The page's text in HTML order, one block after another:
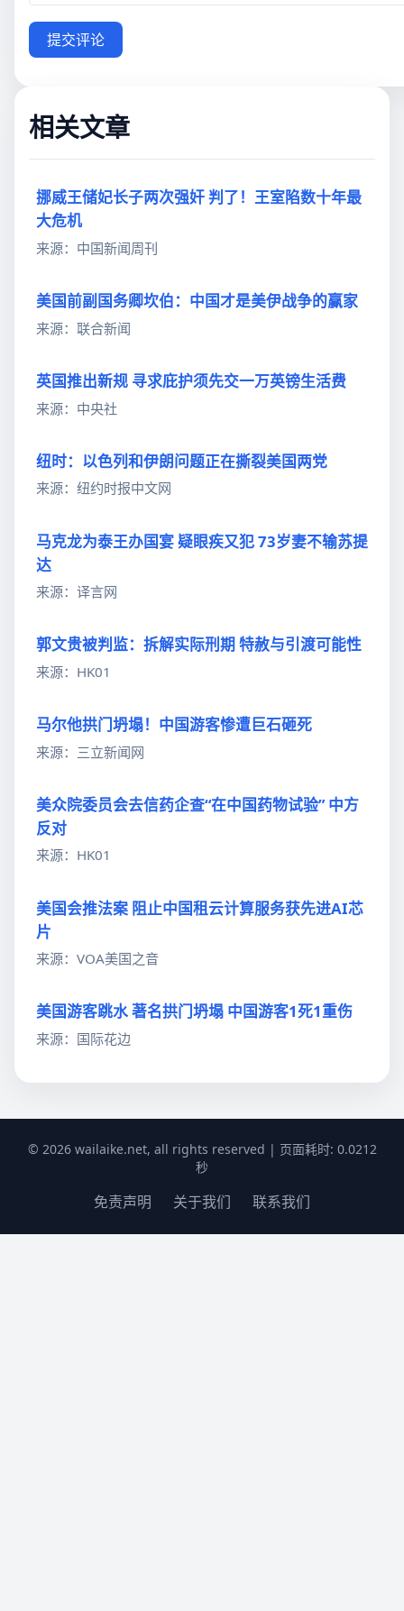
提交评论
相关文章
挪威王储妃长子两次强奸 判了！王室陷数十年最
大危机
来源：中国新闻周刊
美国前副国务卿坎伯：中国才是美伊战争的赢家
来源：联合新闻
英国推出新规 寻求庇护须先交一万英镑生活费
来源：中央社
纽时：以色列和伊朗问题正在撕裂美国两党
来源：纽约时报中文网
马克龙为泰王办国宴 疑眼疾又犯 73岁妻不输苏提
达
来源：译言网
郭文贵被判监：拆解实际刑期 特赦与引渡可能性
来源：HK01
马尔他拱门坍塌！中国游客惨遭巨石砸死
来源：三立新闻网
美众院委员会去信药企查“在中国药物试验” 中方
反对
来源：HK01
美国会推法案 阻止中国租云计算服务获先进AI芯
片
来源：VOA美国之音
美国游客跳水 著名拱门坍塌 中国游客1死1重伤
来源：国际花边
© 2026 wailaike.net, all rights reserved | 页面耗时: 0.0212
秒
免责声明 关于我们 联系我们